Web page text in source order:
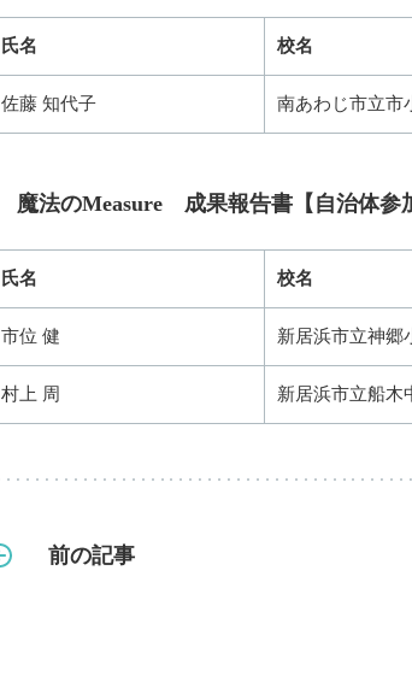
氏名 校名
佐藤 知代子 南あわじ市立市
魔法のMeasure 成果報告書【自治体参
氏名 校名
市位 健 新居浜市立神郷
村上 周 新居浜市立船木
前の記事